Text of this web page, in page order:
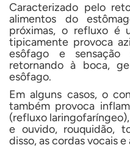
Caracterizado pelo
alimentos do
próximas, o refluxo é
tipicamente provoca
esôfago e
retornando à boca,
esôfago.
Em alguns casos, o
também provoca
(refluxo
e ouvido, rouquidão,
disso, as cordas vocais